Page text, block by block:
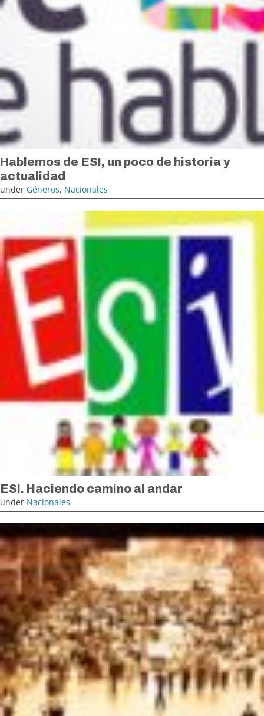
Hablemos de ESI, un poco de historia y
actualidad
under Géneros, Nacionales
ESI. Haciendo camino al andar
under Nacionales